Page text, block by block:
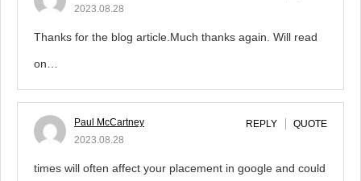
2023.08.28
Thanks for the blog article.Much thanks again. Will read
on…
Paul McCartney
2023.08.28
REPLY QUOTE
times will often affect your placement in google and could